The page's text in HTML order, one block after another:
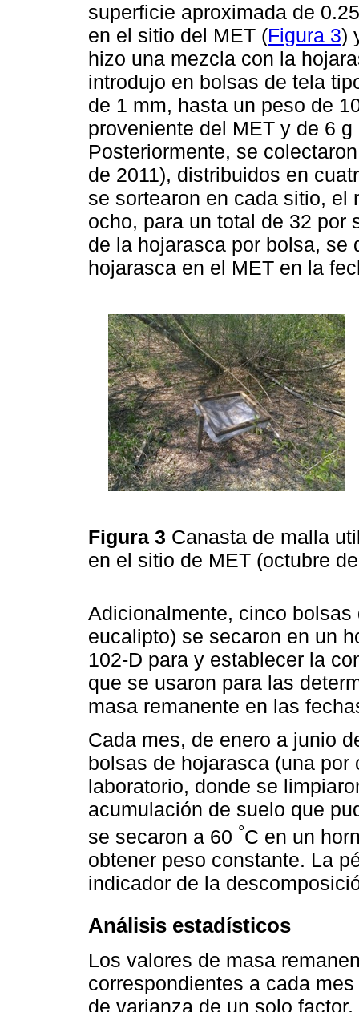
superficie aproximada de
en el sitio del MET (Figura 3)
hizo una mezcla con la
introdujo en bolsas de tela
de 1 mm, hasta un peso de
proveniente del MET y de 6
Posteriormente, se
de 2011), distribuidos en
se sortearon en cada sitio, el
ocho, para un total de 32 por
de la hojarasca por bolsa, se
hojarasca en el MET en la
Figura 3 Canasta de malla
en el sitio de MET (octubre
Adicionalmente, cinco
eucalipto) se secaron en un
102-D para y establecer la
que se usaron para las
masa remanente en las
Cada mes, de enero a junio
bolsas de hojarasca (una
laboratorio, donde se
acumulación de suelo que
se secaron a 60 °C en un
obtener peso constante. La
indicador de la
Análisis estadísticos
Los valores de masa
correspondientes a cada
de varianza de un solo